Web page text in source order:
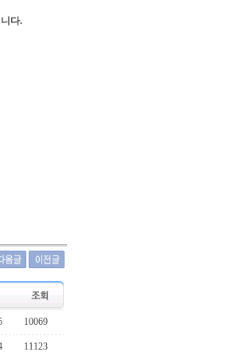
다.
10069
11123